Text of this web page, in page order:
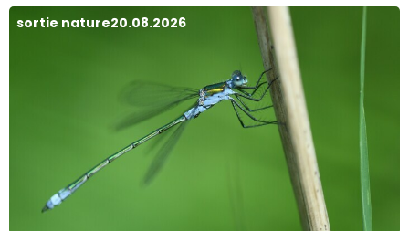
sortie nature20.08.2026